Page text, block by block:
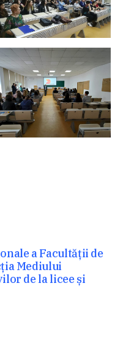
a Facultății de
Mediului
de la licee și